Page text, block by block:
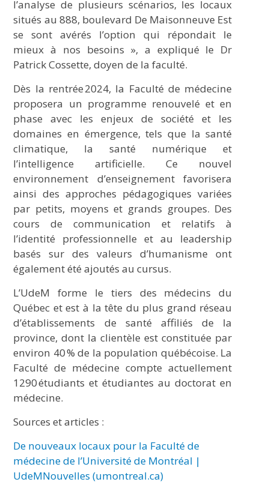
l’analyse de plusieurs scénarios, les locaux
situés au 888, boulevard De Maisonneuve Est
se sont avérés l’option qui répondait le
mieux à nos besoins », a expliqué le Dr
Patrick Cossette, doyen de la faculté.
Dès la rentrée 2024, la Faculté de médecine
proposera un programme renouvelé et en
phase avec les enjeux de société et les
domaines en émergence, tels que la santé
climatique, la santé numérique et
l’intelligence artificielle. Ce nouvel
environnement d’enseignement favorisera
ainsi des approches pédagogiques variées
par petits, moyens et grands groupes. Des
cours de communication et relatifs à
l’identité professionnelle et au leadership
basés sur des valeurs d’humanisme ont
également été ajoutés au cursus.
L’UdeM forme le tiers des médecins du
Québec et est à la tête du plus grand réseau
d’établissements de santé affiliés de la
province, dont la clientèle est constituée par
environ 40 % de la population québécoise. La
Faculté de médecine compte actuellement
1290 étudiants et étudiantes au doctorat en
médecine.
Sources et articles :
De nouveaux locaux pour la Faculté de
médecine de l’Université de Montréal |
UdeMNouvelles (umontreal.ca)